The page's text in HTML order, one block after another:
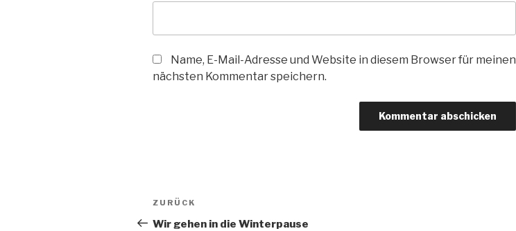
Name, E-Mail-Adresse und Website in diesem Browser für meinen
nächsten Kommentar speichern.
Beitragsnavigation
Vorheriger
Beitrag
ZURÜCK
Wir gehen in die Winterpause